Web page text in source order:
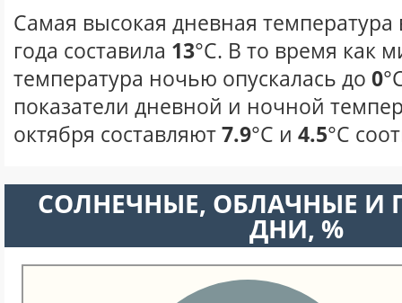
Самая высокая дневная температура
года составила 13°С. В то время как
температура ночью опускалась до 0
показатели дневной и ночной
октября составляют7.9°С и 4.5°С
CОЛНЕЧНЫЕ, ОБЛАЧНЫЕ И
ДНИ, %